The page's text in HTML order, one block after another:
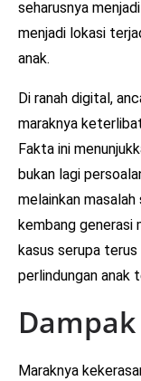
seharusnya
menjadi lokasi
anak.
Di ranah digital,
maraknya
Fakta ini
bukan lagi
melainkan
kembang generasi
kasus serupa terus
perlindungan anak
Maraknya